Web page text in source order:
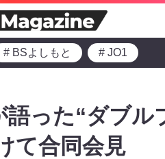
# BSよしもと # JO1
った“ダブル
て合同会見